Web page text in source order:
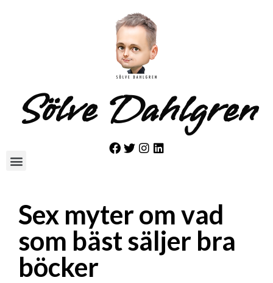
Sölve Dahlgren
Sex myter om vad
som bäst säljer bra
böcker